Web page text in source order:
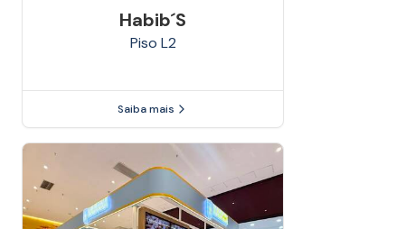
Habib´s
Piso L2
Saiba mais